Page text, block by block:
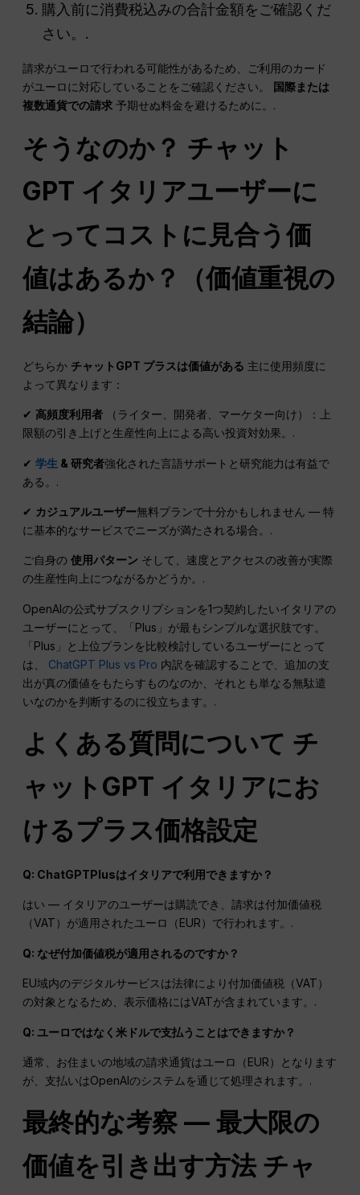
購入前に消費税込みの合計金額をご確認くだ
さい。.
請求がユーロで行われる可能性があるため、ご利用のカード
がユーロに対応していることをご確認ください。 国際または
複数通貨での請求 予期せぬ料金を避けるために。.
そうなのか？ チャット
GPT イタリアユーザーに
とってコストに見合う価
値はあるか？（価値重視の
結論）
どちらか チャットGPT プラスは価値がある 主に使用頻度に
よって異なります：
✔高頻度利用者 （ライター、開発者、マーケター向け）：上
限額の引き上げと生産性向上による高い投資対効果。.
✔学生 & 研究者強化された言語サポートと研究能力は有益で
ある。.
✔ カジュアルユーザー無料プランで十分かもしれません — 特
に基本的なサービスでニーズが満たされる場合。.
ご自身の使用パターン そして、速度とアクセスの改善が実際
の生産性向上につながるかどうか。.
OpenAIの公式サブスクリプションを1つ契約したいイタリアの
ユーザーにとって、「Plus」が最もシンプルな選択肢です。
「Plus」と上位プランを比較検討しているユーザーにとって
は、 ChatGPT Plus vs Pro 内訳を確認することで、追加の支
出が真の価値をもたらすものなのか、それとも単なる無駄遣
いなのかを判断するのに役立ちます。.
よくある質問について チ
ャットGPT イタリアにお
けるプラス価格設定
Q: ChatGPTPlusはイタリアで利用できますか？
はい — イタリアのユーザーは購読でき、請求は付加価値税
（VAT）が適用されたユーロ（EUR）で行われます。.
Q: なぜ付加価値税が適用されるのですか？
EU域内のデジタルサービスは法律により付加価値税（VAT）
の対象となるため、表示価格にはVATが含まれています。.
Q: ユーロではなく米ドルで支払うことはできますか？
通常、お住まいの地域の請求通貨はユーロ（EUR）となります
が、支払いはOpenAIのシステムを通じて処理されます。.
最終的な考察 — 最大限の
価値を引き出す方法 チャ